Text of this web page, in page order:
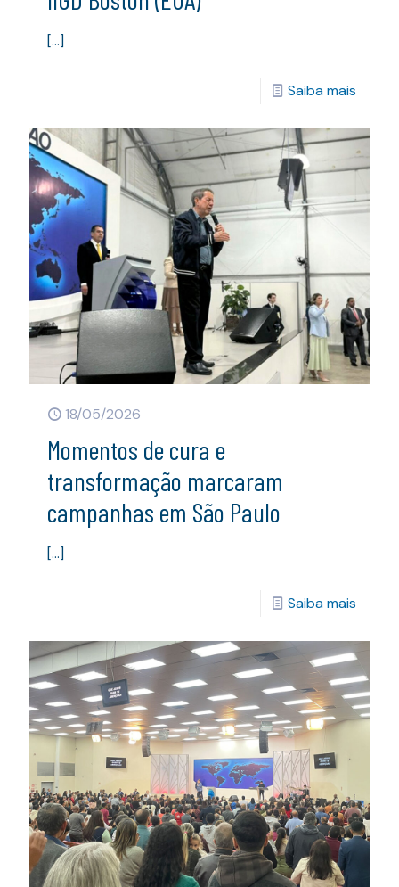
[…]
Saiba mais
18/05/2026
Momentos de cura e
transformação marcaram
campanhas em São Paulo
[…]
Saiba mais